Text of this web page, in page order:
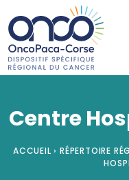
Centre
ACCUEIL › RÉPERTOIRE
Panneau de gestion des